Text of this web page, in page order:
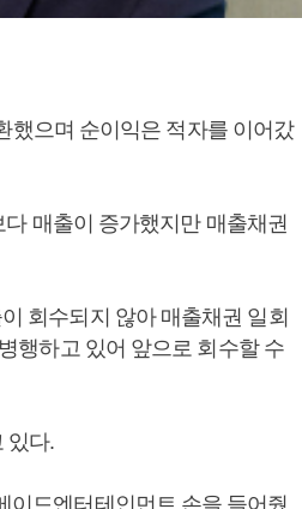
했으며 순이익은 적자를 이어갔
다 매출이 증가했지만 매출채권
회수되지 않아 매출채권 일회
행하고 있어 앞으로 회수할 수
있다.
이드엔터테인먼트 손을 들어줬